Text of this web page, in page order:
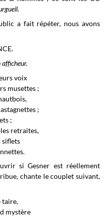
.
a fait répéter, nous avons
voix
musettes ;
;
;
retraites,
siflets
si Gesner est réellement
chante le couplet suivant,
taire,
mystère